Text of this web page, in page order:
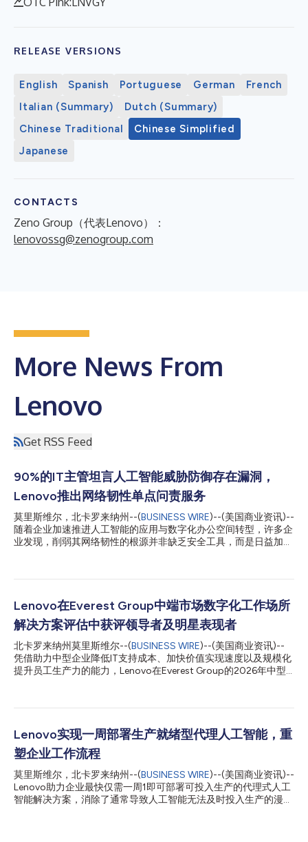
RELEASE VERSIONS
English Spanish Portuguese German
French
Italian (Summary)
Dutch (Summary)
Chinese Traditional
Chinese Simplified
Japanese
CONTACTS
Zeno Group（代表Lenovo）：
lenovossg@zenogroup.com
More News From
Lenovo
Get RSS Feed
90%的IT主管坦言人工智能威胁防御存在漏洞，
Lenovo推出网络韧性单点问责服务
莫里斯维尔，北卡罗来纳州--(BUSINESS WIRE)--(美国商业资讯)--
随着企业加速推进人工智能的应用与数字化办公空间转型，许多企
业发现，削弱其网络韧性的根源并非缺乏安全工具，而是日益加剧
漏洞。 尽管安全领域的投资持续增长，但许多企业正面临截然不
各自为战的局面，这导致企业在发生安全事件时，越来越难以高效
协调响应工作、维持端到端的业务连续性以及实现快速恢复。 为
了帮助企业应对这一严峻挑战，Lenovo正在全面升级其全球安全
服务组合，通过全新升级的网络韧性框架与端到端安全方案，确立
单点问责制，助力企业降低安全架构的复杂性，从而将系统停机时
间最多缩短50%，事件修复成本降低多达 40%。 Lenovo数字化
办公空间解决方案副总裁兼总经理Rakshit Ghura表示，“安全主管
Lenovo在Everest Group中端市场数字化工作场所
解决方案评估中获评领导者及明星表现者
北卡罗来纳州莫里斯维尔--(BUSINESS WIRE)--(美国商业资讯)--
凭借助力中型企业降低IT支持成本、加快价值实现速度以及规模化
提升员工生产力的能力，Lenovo在Everest Group的2026年中型
速度、降低成本并提升员工体验，可将帮助新员工达到高效工作状
本最高降低30%，还可主动解决多达40%的问题，最大限度减少
停机时间和业务中断1。 Lenovo通过独有的方式将设备、服务与智
能技术集成为一套专为中型市场构建的可扩展交付模式，从而实现
上述成效。依托全球化布局的生命周期服务、由Lenovo xIQ提供的
AI自动化能力与行业洞察，以及TruScale桌面即服务(DaaS)带来的
弹性按需模式，客户能够对自身数字化工作场所保持持续可视性与
控制力。这套集成方案使IT负责人能够更快地行动、降低成本、强
Lenovo实现一周部署生产就绪型代理人工智能，重
塑企业工作流程
莫里斯维尔，北卡罗来纳州--(BUSINESS WIRE)--(美国商业资讯)--
Lenovo助力企业最快仅需一周1即可部署可投入生产的代理式人工
智能解决方案，消除了通常导致人工智能无法及时投入生产的漫长